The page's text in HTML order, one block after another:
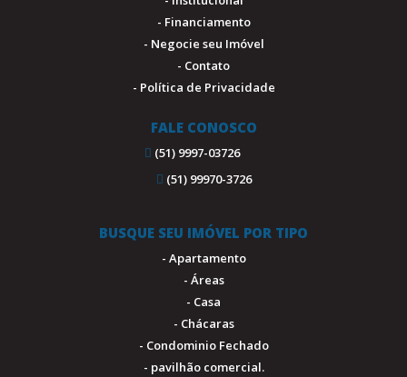
- Financiamento
- Negocie seu Imóvel
- Contato
- Política de Privacidade
FALE CONOSCO
(51) 9997-03726
(51) 99970-3726
BUSQUE SEU IMÓVEL POR TIPO
- Apartamento
- Áreas
- Casa
- Chácaras
- Condominio Fechado
- pavilhão comercial.